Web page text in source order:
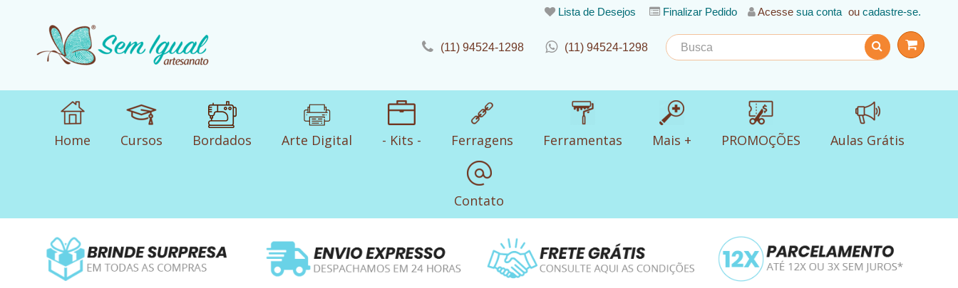
Lista de Desejos Finalizar Pedido Acesse sua conta ou cadastre-se.
(11) 94524-1298 (11) 94524-1298
Home Cursos Bordados Arte Digital - Kits - Ferragens Ferramentas Mais + PROMOÇÕES Aulas Grátis
Contato